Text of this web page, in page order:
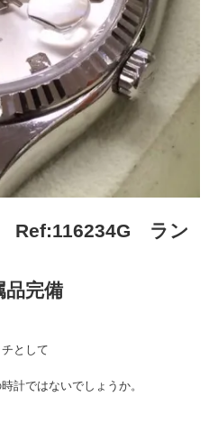
Ref:116234G ラン
完備
として
計ではないでしょうか。